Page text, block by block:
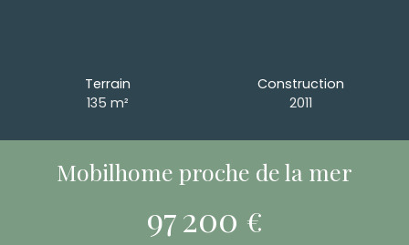
Terrain
135m²
Construction
2011
Mobilhome proche de la mer
97 200 €